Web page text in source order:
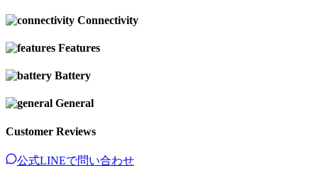
Connectivity
Features
Battery
General
Customer Reviews
公式LINEで問い合わせ